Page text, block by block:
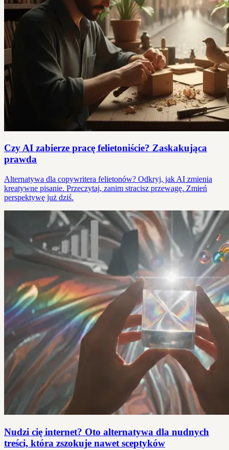
Czy AI zabierze pracę felietoniście? Zaskakująca
prawda
Alternatywa dla copywritera felietonów? Odkryj, jak AI zmienia
kreatywne pisanie. Przeczytaj, zanim stracisz przewagę. Zmień
perspektywę już dziś.
Nudzi cię internet? Oto alternatywa dla nudnych
treści, która zszokuje nawet sceptyków